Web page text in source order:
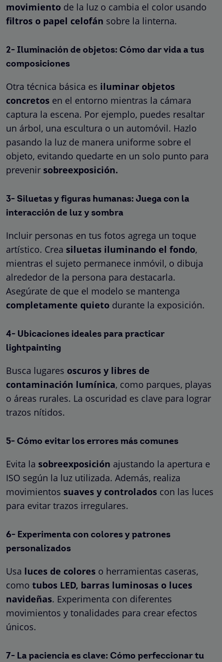
movimiento de la luz o cambia el color usando
filtros o papel celofán sobre la linterna.
2- Iluminación de objetos: Cómo dar vida a tus
composiciones
Otra técnica básica es iluminar objetos
concretos en el entorno mientras la cámara
captura la escena. Por ejemplo, puedes resaltar
un árbol, una escultura o un automóvil. Hazlo
pasando la luz de manera uniforme sobre el
objeto, evitando quedarte en un solo punto para
prevenir sobreexposición.
3- Siluetas y figuras humanas: Juega con la
interacción de luz y sombra
Incluir personas en tus fotos agrega un toque
artístico. Crea siluetas iluminando el fondo,
mientras el sujeto permanece inmóvil, o dibuja
alrededor de la persona para destacarla.
Asegúrate de que el modelo se mantenga
completamente quieto durante la exposición.
4- Ubicaciones ideales para practicar
lightpainting
Busca lugares oscuros y libres de
contaminación lumínica, como parques, playas
o áreas rurales. La oscuridad es clave para lograr
trazos nítidos.
5- Cómo evitar los errores más comunes
Evita la sobreexposición ajustando la apertura e
ISO según la luz utilizada. Además, realiza
movimientos suaves y controlados con las luces
para evitar trazos irregulares.
6- Experimenta con colores y patrones
personalizados
Usa luces de colores o herramientas caseras,
como tubos LED, barras luminosas o luces
navideñas. Experimenta con diferentes
movimientos y tonalidades para crear efectos
únicos.
7- La paciencia es clave: Cómo perfeccionar tu